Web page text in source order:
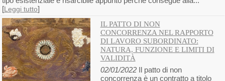
[Leggi tutto]
IL PATTO DI NON
CONCORRENZA NEL RAPPORTO
DI LAVORO SUBORDINATO:
NATURA, FUNZIONE E LIMITI DI
VALIDITÀ
02/01/2022Il patto di non
concorrenza è un contratto a titolo